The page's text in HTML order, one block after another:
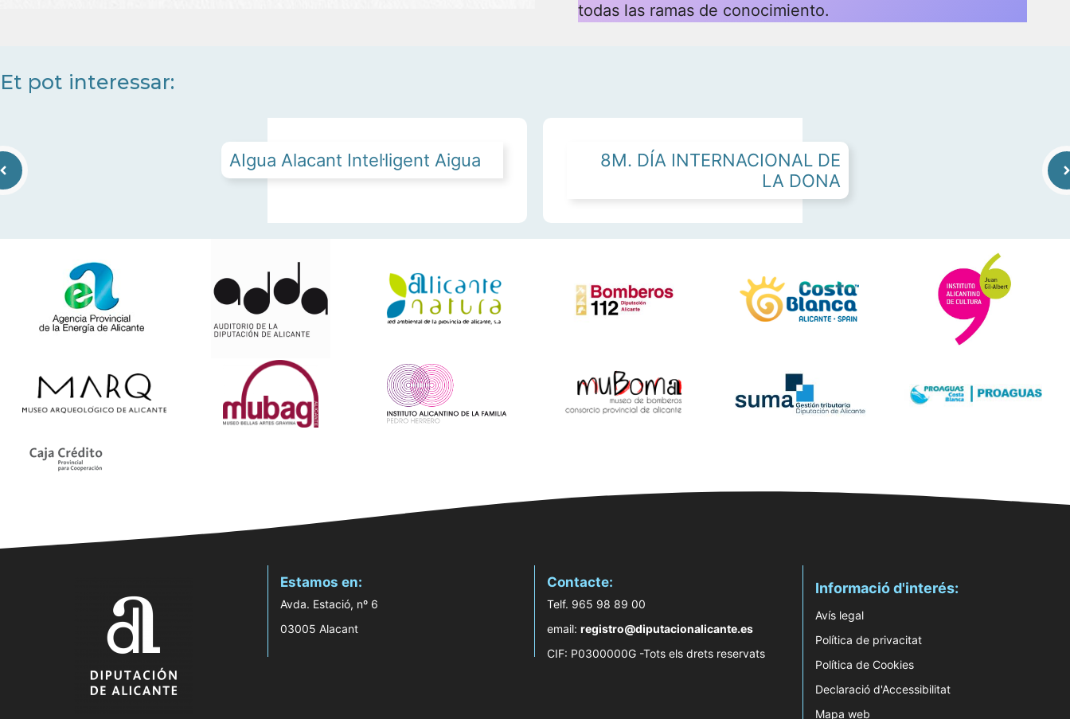
todas las ramas de conocimiento.
Et pot interessar:
AIgua Alacant Intel·ligent Aigua
8M. DÍA INTERNACIONAL DE
LA DONA
Estamos en:
Avda. Estació, nº 6
03005 Alacant
Contacte:
Telf. 965 98 89 00
email: registro@diputacionalicante.es
CIF: P0300000G -Tots els drets reservats
Informació d'interés:
Avís legal
Política de privacitat
Política de Cookies
Declaració d'Accessibilitat
Mapa web